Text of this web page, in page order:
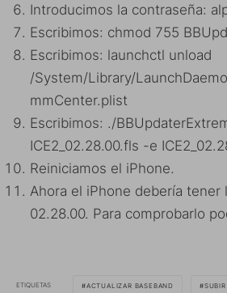
Introducimos la contraseña:
Escribimos: chmod 755
Escribimos: launchctl unload
/System/Library/
mmCenter.plist
Escribimos: ./
ICE2_02.28.00.fls -e
Reiniciamos el iPhone.
Ahora el iPhone debería tener
02.28.00. Para comprobarlo
ETIQUETAS ACTUALIZAR BASEBAND